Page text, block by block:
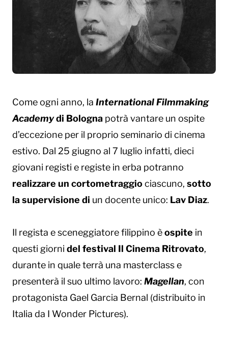
Come ogni anno, la International Filmmaking
Academydi Bologna potrà vantare un ospite
d’eccezione per il proprio seminario di cinema
estivo. Dal 25 giugno al 7 luglio infatti, dieci
giovani registi e registe in erba potranno
realizzare un cortometraggiociascuno, sotto
la supervisione di un docente unico: Lav Diaz.
Il regista e sceneggiatore filippino èospite in
questi giorni del festival Il Cinema Ritrovato,
durante in quale terrà una masterclass e
presenterà il suo ultimo lavoro: Magellan, con
protagonista Gael Garcia Bernal (distribuito in
Italia da I Wonder Pictures).